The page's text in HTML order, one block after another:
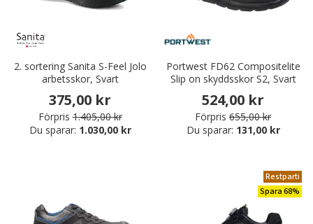
2. sortering Sanita S-Feel Jolo
arbetsskor, Svart
375,00 kr
Förpris 1.405,00 kr
Du sparar: 1.030,00 kr
Portwest FD62 Compositelite
Slip on skyddsskor S2, Svart
524,00 kr
Förpris 655,00 kr
Du sparar: 131,00 kr
Restparti
Spara 68%